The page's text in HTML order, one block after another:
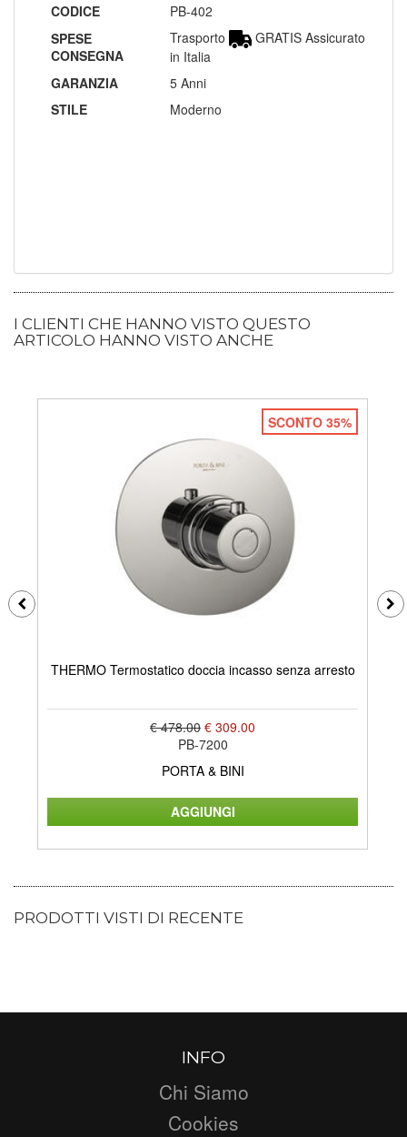
CODICE
PB-402
SPESE
CONSEGNA
Trasporto
GRATIS Assicurato
in Italia
GARANZIA
5 Anni
STILE
Moderno
I CLIENTI CHE HANNO VISTO QUESTO
ARTICOLO HANNO VISTO ANCHE
SCONTO 35%
THERMO Termostatico doccia incasso senza arresto
€ 478.00 € 309.00
PB-7200
PORTA & BINI
PRODOTTI VISTI DI RECENTE
INFO
Chi Siamo
Cookies